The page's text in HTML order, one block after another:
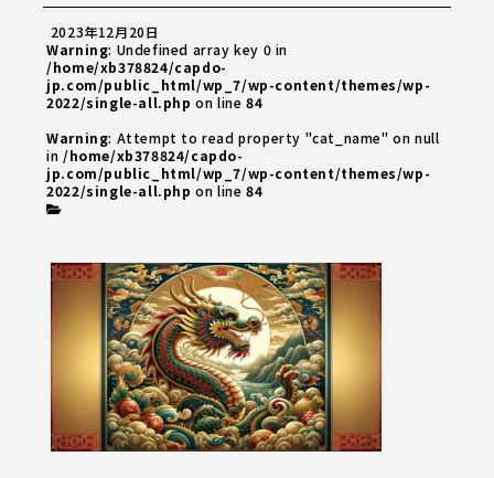
2023年12月20日
Warning: Undefined array key 0 in
/home/xb378824/capdo-
jp.com/public_html/wp_7/wp-content/themes/wp-
2022/single-all.php on line84
Warning: Attempt to read property "cat_name" on null
in/home/xb378824/capdo-
jp.com/public_html/wp_7/wp-content/themes/wp-
2022/single-all.php on line84